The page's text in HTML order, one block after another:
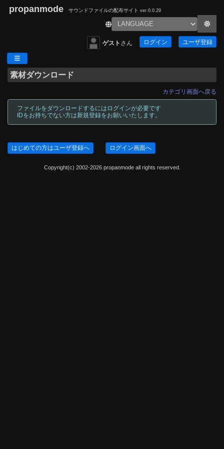
propanmode サウンドファイルの配布サイト ver 0.0.29
ゲスト さん ログイン ユーザ登録
素材ダウンロード
カテゴリ画面へ戻る
ファイルをダウンロードするにはログインが必要です
IDをお持ちでない方は新規登録をお願いいたします。
はじめての方はユーザ登録へ ログイン画面へ
Copyright(c) 2002-2026 propanmode all rights reserved.